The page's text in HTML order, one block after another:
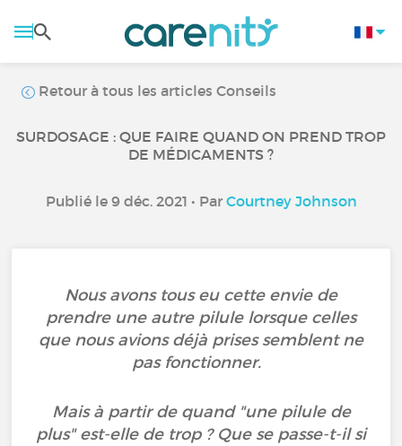
Retour à tous les articles Conseils
SURDOSAGE : QUE FAIRE QUAND ON PREND TROP
DE MÉDICAMENTS ?
Publié le 9 déc. 2021 • Par Courtney Johnson
Nous avons tous eu cette envie de
prendre une autre pilule lorsque celles
que nous avions déjà prises semblent ne
pas fonctionner.
Mais à partir de quand "une pilule de
plus" est-elle de trop ? Que se passe-t-il si